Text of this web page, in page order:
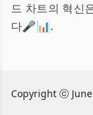
드 차트의 혁신
다🎤📊.
Copyright ⓒ